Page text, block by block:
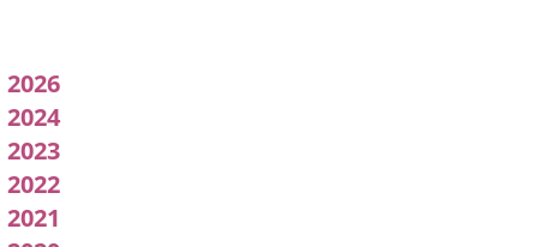
2026
2024
2023
2022
2021